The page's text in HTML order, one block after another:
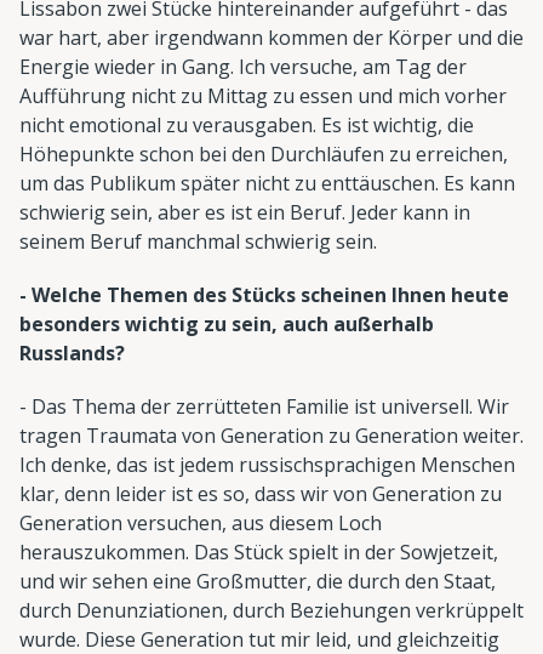
Lissabon zwei Stücke hintereinander aufgeführt - das
war hart, aber irgendwann kommen der Körper und die
Energie wieder in Gang. Ich versuche, am Tag der
Aufführung nicht zu Mittag zu essen und mich vorher
nicht emotional zu verausgaben. Es ist wichtig, die
Höhepunkte schon bei den Durchläufen zu erreichen,
um das Publikum später nicht zu enttäuschen. Es kann
schwierig sein, aber es ist ein Beruf. Jeder kann in
seinem Beruf manchmal schwierig sein.
- Welche Themen des Stücks scheinen Ihnen heute
besonders wichtig zu sein, auch außerhalb
Russlands?
- Das Thema der zerrütteten Familie ist universell. Wir
tragen Traumata von Generation zu Generation weiter.
Ich denke, das ist jedem russischsprachigen Menschen
klar, denn leider ist es so, dass wir von Generation zu
Generation versuchen, aus diesem Loch
herauszukommen. Das Stück spielt in der Sowjetzeit,
und wir sehen eine Großmutter, die durch den Staat,
durch Denunziationen, durch Beziehungen verkrüppelt
wurde. Diese Generation tut mir leid, und gleichzeitig